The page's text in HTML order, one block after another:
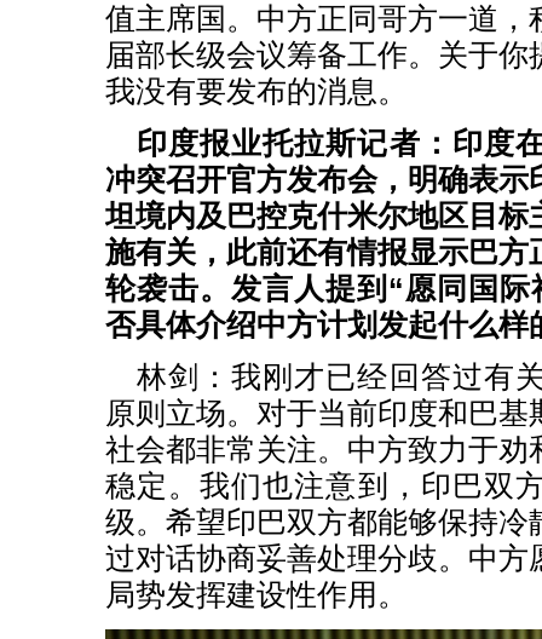
值主席国。中方正同哥方一道，
届部长级会议筹备工作。关于
我没有要发布的消息。
印度报业托拉斯记者：印度
冲突召开官方发布会，明确表示
坦境内及巴控克什米尔地区目标
施有关，此前还有情报显示巴方
轮袭击。发言人提到“愿同国
否具体介绍中方计划发起什么样
林剑：我刚才已经回答过有
原则立场。对于当前印度和巴
社会都非常关注。中方致力于劝
稳定。我们也注意到，印巴双
级。希望印巴双方都能够保持冷
过对话协商妥善处理分歧。中方
局势发挥建设性作用。